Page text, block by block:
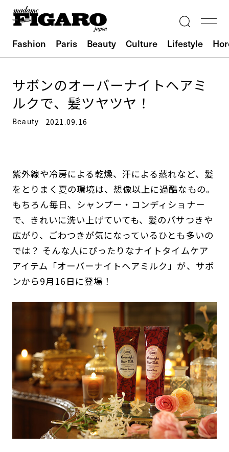
Fashion Paris Beauty Culture Lifestyle
サボンのオーバーナイトヘアミ
ルクで、髪ツヤツヤ！
Beauty 2021.09.16
紫外線や冷房による乾燥、汗による蒸れなど、髪
をとりまく夏の環境は、想像以上に過酷なもの。
もちろん毎日、シャンプー・コンディショナー
で、きれいに洗い上げていても、髪のパサつきや
広がり、ごわつきが気になっているひとも多いの
では？ そんな人にぴったりなナイトタイムケア
アイテム「オーバーナイトヘアミルク」が、サボ
ンから9月16日に登場！